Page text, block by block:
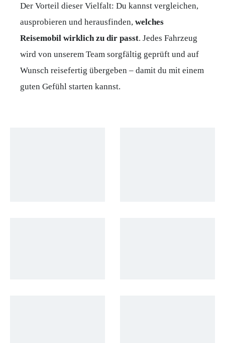
Der Vorteil dieser Vielfalt: Du kannst vergleichen,
ausprobieren und herausfinden, welches
Reisemobil wirklich zu dir passt. Jedes Fahrzeug
wird von unserem Team sorgfältig geprüft und auf
Wunsch reisefertig übergeben – damit du mit einem
guten Gefühl starten kannst.